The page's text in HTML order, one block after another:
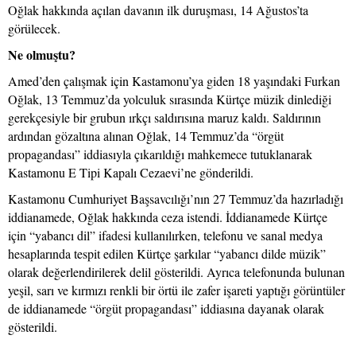
Oğlak hakkında açılan davanın ilk duruşması, 14 Ağustos’ta
görülecek.
Ne olmuştu?
Amed’den çalışmak için Kastamonu’ya giden 18 yaşındaki Furkan
Oğlak, 13 Temmuz’da yolculuk sırasında Kürtçe müzik dinlediği
gerekçesiyle bir grubun ırkçı saldırısına maruz kaldı. Saldırının
ardından gözaltına alınan Oğlak, 14 Temmuz’da “örgüt
propagandası” iddiasıyla çıkarıldığı mahkemece tutuklanarak
Kastamonu E Tipi Kapalı Cezaevi’ne gönderildi.
Kastamonu Cumhuriyet Başsavcılığı’nın 27 Temmuz’da hazırladığı
iddianamede, Oğlak hakkında ceza istendi. İddianamede Kürtçe
için “yabancı dil” ifadesi kullanılırken, telefonu ve sanal medya
hesaplarında tespit edilen Kürtçe şarkılar “yabancı dilde müzik”
olarak değerlendirilerek delil gösterildi. Ayrıca telefonunda bulunan
yeşil, sarı ve kırmızı renkli bir örtü ile zafer işareti yaptığı görüntüler
de iddianamede “örgüt propagandası” iddiasına dayanak olarak
gösterildi.